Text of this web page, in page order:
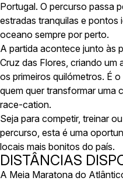
Portugal. O percurso passa
estradas tranquilas e pontos
oceano sempre por perto.
A partida acontece junto às
Cruz das Flores, criando um
os primeiros quilómetros. É
quem quer transformar uma
race-cation.
Seja para competir, treinar
percurso, esta é uma
locais mais bonitos do país.
DISTÂNCIAS
A Meia Maratona do